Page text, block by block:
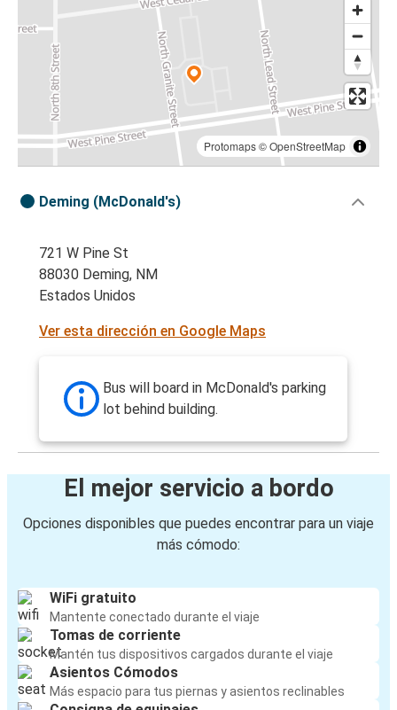
Protomaps©OpenStreetMap
Deming (McDonald's)
721 W Pine St
88030 Deming, NM
Estados Unidos
Ver esta dirección en Google Maps
Bus will board in McDonald's parking
lot behind building.
El mejor servicio a bordo
Opciones disponibles que puedes encontrar para un viaje
más cómodo:
WiFi gratuito
Mantente conectado durante el viaje
Tomas de corriente
Mantén tus dispositivos cargados durante el viaje
Asientos Cómodos
Más espacio para tus piernas y asientos reclinables